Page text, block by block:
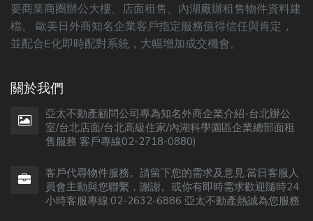
要商業商圈辦公大樓、店面租售、內湖廠辦租售物件資料建
檔。 歐美日外商知名企業客戶指定服務值得信任與肯定，
並配合E化即時配對系統，大幅增加成交機會。
關於我們
亞太不動產顧問公司專為知名外商企業介紹-台北辦公
室/台北店面/台北高級住家/內湖科學園區企業總部面租
售服務 客戶專線02-2718-0880)
客戶代尋物件服務。請留下您的需求及意見.當日客服人
員會主動與您聯繫，謝謝。或你有即時需求歡迎隨時24
小時客服專線:02-2632-6886 亞太不動產熱誠為您服務